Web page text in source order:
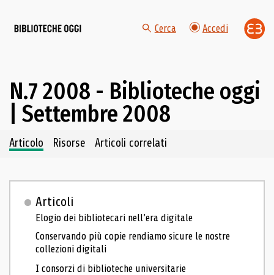
Cerca Accedi
N.7 2008 - Biblioteche oggi
| Settembre 2008
Navigazione dei contenuti del fascicolo
Articolo Risorse Articoli correlati
Articoli
Elogio dei bibliotecari nell’era digitale
Conservando più copie rendiamo sicure le nostre
collezioni digitali
I consorzi di biblioteche universitarie